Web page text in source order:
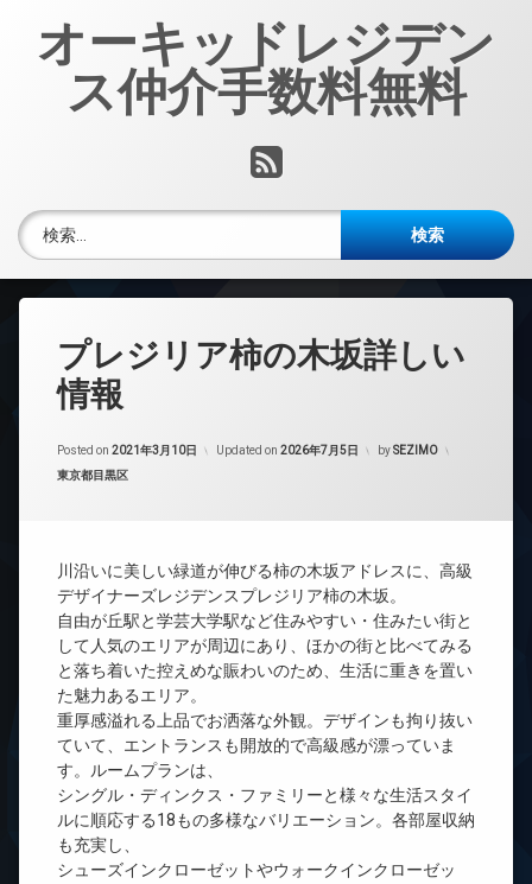
オーキッドレジデン
ス仲介手数料無料
RSS
検索:
プレジリア柿の木坂詳しい
情報
Posted on 2021年3月10日 Updated on 2026年7月5日 bySEZIMO
カテゴリー:
東京都目黒区
川沿いに美しい緑道が伸びる柿の木坂アドレスに、高級
デザイナーズレジデンスプレジリア柿の木坂。
自由が丘駅と学芸大学駅など住みやすい・住みたい街と
して人気のエリアが周辺にあり、ほかの街と比べてみる
と落ち着いた控えめな賑わいのため、生活に重きを置い
た魅力あるエリア。
重厚感溢れる上品でお洒落な外観。デザインも拘り抜い
ていて、エントランスも開放的で高級感が漂っていま
す。ルームプランは、
シングル・ディンクス・ファミリーと様々な生活スタイ
ルに順応する18もの多様なバリエーション。各部屋収納
も充実し、
シューズインクローゼットやウォークインクローゼッ